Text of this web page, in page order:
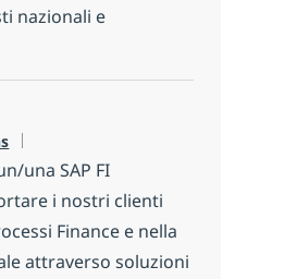
nazionali e
una SAP FI
i nostri clienti
Finance e nella
attraverso soluzioni